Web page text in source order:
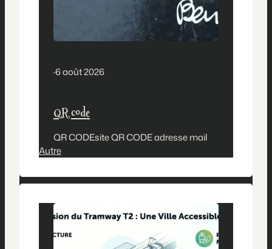
·6 août 2026
QR code
QR CODEsite QR CODE adresse mail
Autre